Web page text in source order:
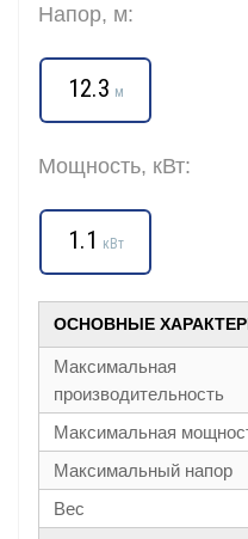
Напор, м:
12.3 м
Мощность, кВт:
1.1 кВт
ОСНОВНЫЕ
Максимальная
производительность
Максимальная
Максимальный напор
Вес